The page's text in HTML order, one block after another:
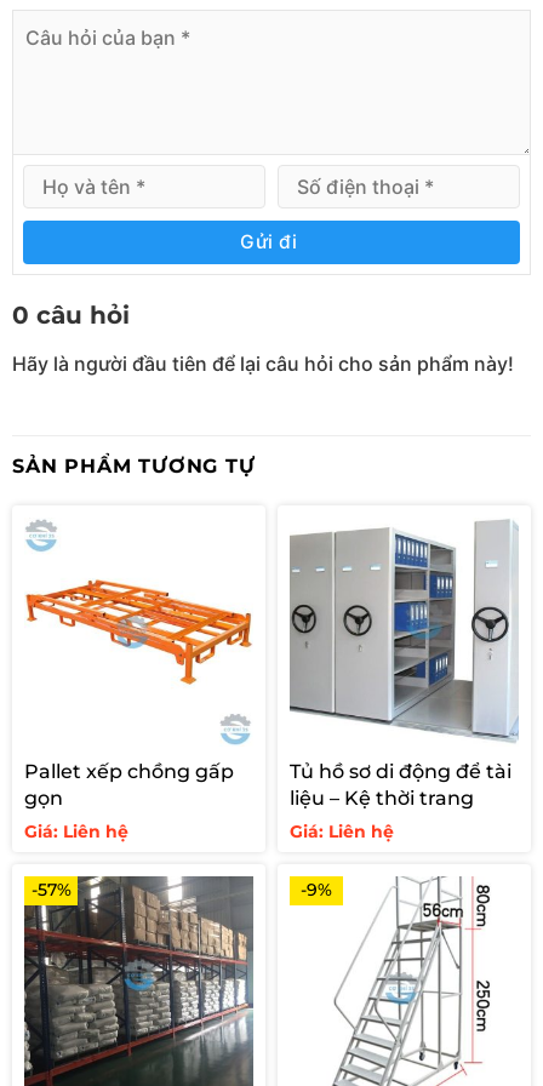
Khung thép hộp 30×30, chiếu nghỉ cao 1500, lan
Bậc thang tôn nhám chống trơn trượt
4 bánh xe phi 100 có 2 bánh quay khóa hãm và 2
bánh tĩnh không khóa
Đặc biệt xe thang có khả năng chịu tải lớn 400kg
bao gồm Trọng lượng : Thân người +hàng hóa+
khối lượng xe thang
rung ( nếu có nhu cầu riêng- có tính thêm phí).
chuyển mà không cần phải mang vác vất vả. Tay
vịn chắc chắn giúp đảm bảo an toàn khi lên
xuống bốc xếp, kiểm kê hàng hóa. Thang chế tạo
từ thép hộp chất lượng cao, tôn nhám nhật
chống trơn trượt và sơn tĩnh điện theo tiêu chuẩn
công nghiệp bảo hành dài hạn.
Lưu ý khi chọn bánh xe cho thang di động :
Nếu lối đi tại kho bãi hẹp bị hạn chế khoảng cách
ở góc cua không đủ 2m thì bạn nên sử dụng 4
bánh quay có khóa. Chi phí có thể phát sinh thêm
50-100.000 so với giá niêm yết, nhưng việc quay
xe sẽ trở lên dễ dàng hơn.
Nếu lối đi hoặc khu vực quay đầu rộng hơn 2m
bạn hoàn toàn có thể chỉ cần sử dụng bản basic
của thang lấy hàng có bánh xe có 2 bánh quay
khóa hãm và 2 bánh tĩnh không khóa để tiết kiệm
chi phí.
Gửi đi
0 câu hỏi
Hãy là người đầu tiên để lại câu hỏi cho sản phẩm này!
SẢN PHẨM TƯƠNG TỰ
Pallet xếp chồng gấp
gọn
Giá: Liên hệ
Tủ hồ sơ di động để tài
liệu – Kệ thời trang
Giá: Liên hệ
-57% -9%